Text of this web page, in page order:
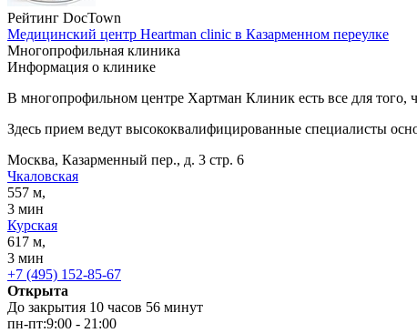
Рейтинг DocTown
Медицинский центр Heartman clinic в Казарменном переулке
Многопрофильная клиника
Информация о клинике
В многопрофильном центре Хартман Клиник есть все для
Здесь прием ведут высококвалифицированные специалисты
Москва, Казарменный пер., д. 3 стр. 6
Чкаловская
557 м,
3 мин
Курская
617 м,
3 мин
+7 (495) 152-85-67
Открыта
До закрытия 10 часов 56 минут
пн-пт:9:00 - 21:00